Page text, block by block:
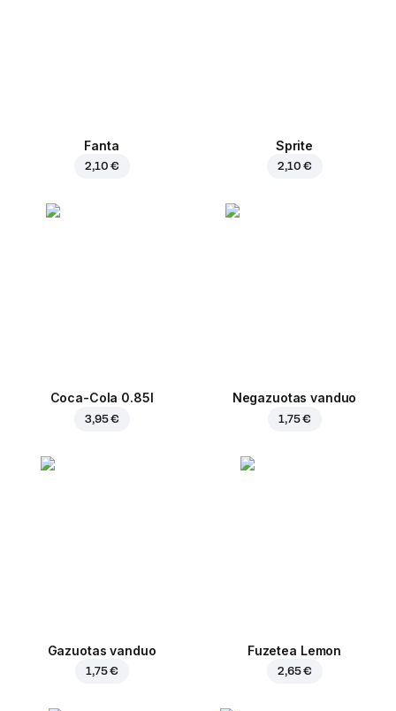
Fanta
2,10 €
Sprite
2,10 €
Coca-Cola 0.85l
3,95 €
Negazuotas vanduo
1,75 €
Gazuotas vanduo
1,75 €
Fuzetea Lemon
2,65 €